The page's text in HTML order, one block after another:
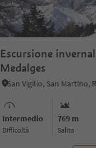
Escursione
Medalges
Intermedio
Difficoltà
769 m
Salita